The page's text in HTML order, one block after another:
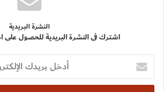
النشرة البريدية
اشترك فى النشرة البريدية للحصول على
أدخل
بريدك
الإلكتروني